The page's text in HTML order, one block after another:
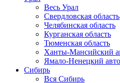
Весь Урал
Свердловская область
Челябинская область
Курганская область
Тюменская область
Ханты-Мансийский
Ямало-Ненецкий
Сибирь
Вся Сибирь